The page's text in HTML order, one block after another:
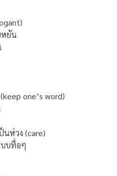
หยัน
one’s word)
นห่วง (care)
บทื่อๆ